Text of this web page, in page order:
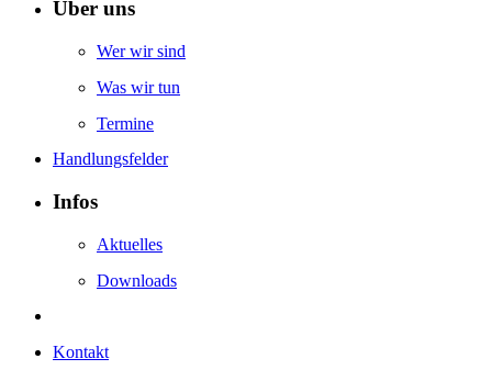
Über uns
Wer wir sind
Was wir tun
Termine
Handlungsfelder
Infos
Aktuelles
Downloads
Kontakt